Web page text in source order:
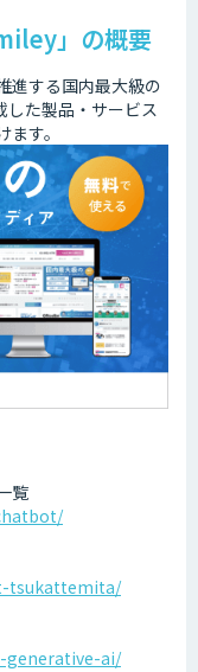
」の概要
進する国内最大級の
した製品・サービス
す。
覧
tsukattemita/
generative-ai/